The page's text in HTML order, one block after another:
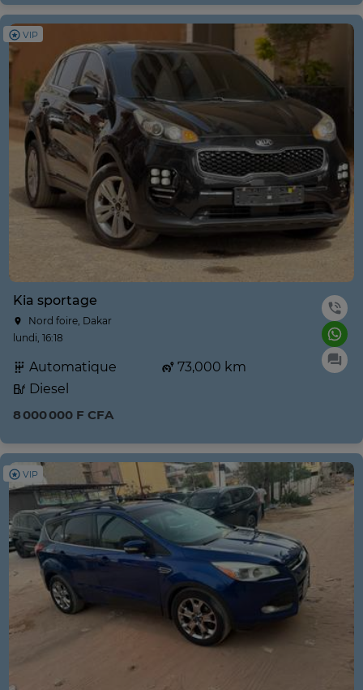
VIP
Kia sportage
Nord foire, Dakar
lundi, 16:18
Automatique
73,000 km
Diesel
8 000 000 F CFA
VIP